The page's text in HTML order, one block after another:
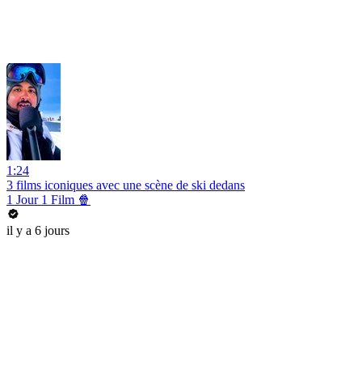
1:24
3 films iconiques avec une scène de ski dedans
1 Jour 1 Film 🍿
il y a 6 jours